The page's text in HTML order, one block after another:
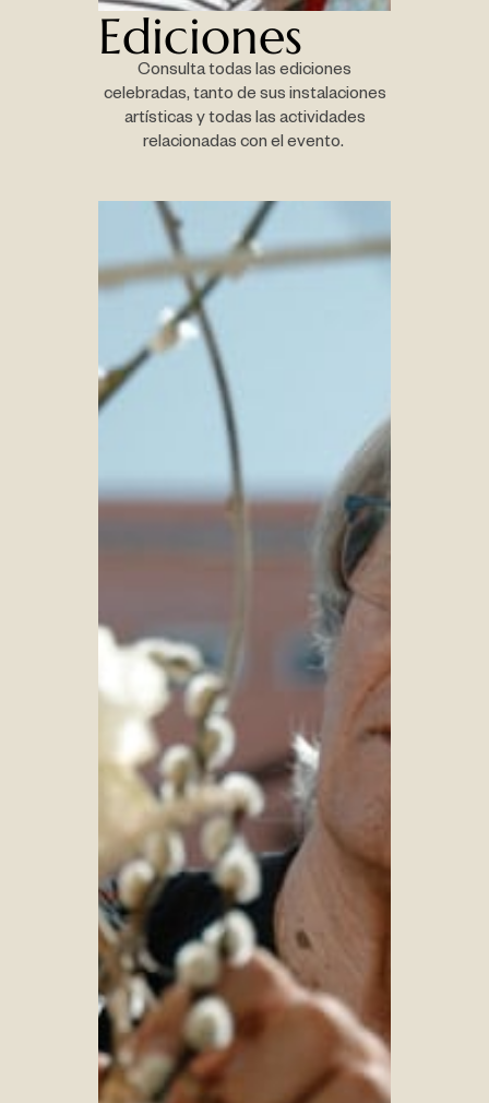
Ediciones
Consulta todas las ediciones
celebradas, tanto de sus instalaciones
artísticas y todas las actividades
relacionadas con el evento.